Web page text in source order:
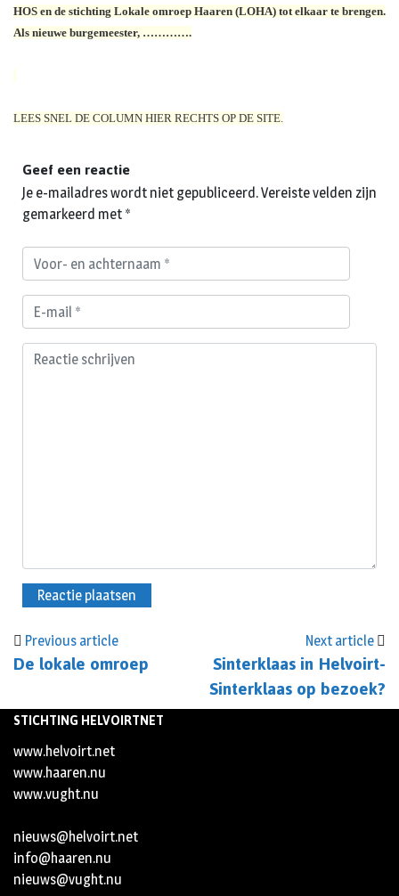
HOS en de stichting Lokale omroep Haaren (LOHA) tot elkaar te brengen.
Als nieuwe burgemeester, ………….
LEES SNEL DE COLUMN HIER RECHTS OP DE SITE.
Previous article
De lokale omroep
Next article
Sinterklaas in Helvoirt-
Sinterklaas op bezoek?
Geef een reactie
Je e-mailadres wordt niet gepubliceerd.Vereiste velden zijn
gemarkeerd met *
STICHTING HELVOIRTNET
www.helvoirt.net
www.haaren.nu
www.vught.nu
nieuws@helvoirt.net
info@haaren.nu
nieuws@vught.nu